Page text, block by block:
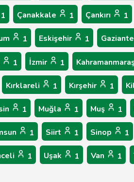
1 Çanakkale 1 Çankırı 1
1 Eskişehir 1
1 İzmir 1
Kırklareli 1 Kırşehir 1
1 Muğla 1 Muş 1
1 Siirt 1 Sinop 1
1 Uşak 1 Van 1